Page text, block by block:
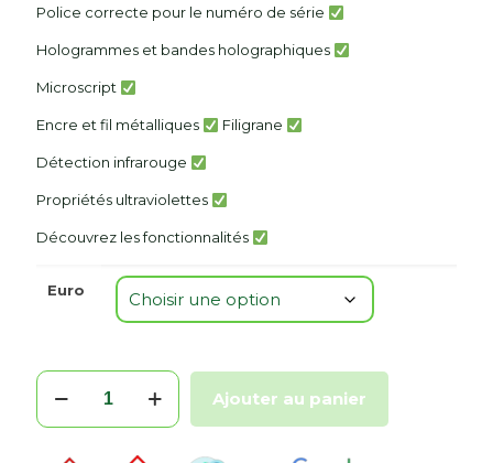
Police correcte pour le numéro de série
Hologrammes et bandes holographiques
Microscript
Encre et fil métalliques Filigrane
Détection infrarouge
Propriétés ultraviolettes
Découvrez les fonctionnalités
Euro
quantité
Billets
Ajouter au panier